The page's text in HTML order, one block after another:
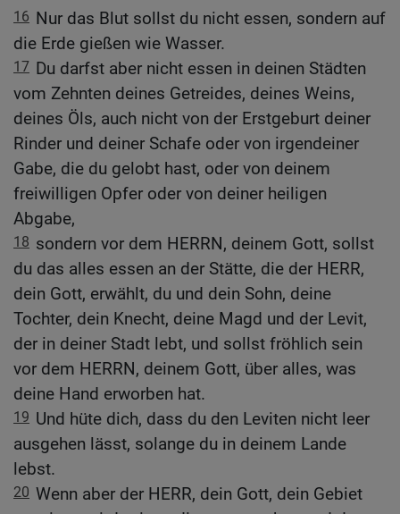
16 Nur das Blut sollst du nicht essen, sondern auf
die Erde gießen wie Wasser.
17 Du darfst aber nicht essen in deinen Städten
vom Zehnten deines Getreides, deines Weins,
deines Öls, auch nicht von der Erstgeburt deiner
Rinder und deiner Schafe oder von irgendeiner
Gabe, die du gelobt hast, oder von deinem
freiwilligen Opfer oder von deiner heiligen
Abgabe,
18 sondern vor dem HERRN, deinem Gott, sollst
du das alles essen an der Stätte, die der HERR,
dein Gott, erwählt, du und dein Sohn, deine
Tochter, dein Knecht, deine Magd und der Levit,
der in deiner Stadt lebt, und sollst fröhlich sein
vor dem HERRN, deinem Gott, über alles, was
deine Hand erworben hat.
19 Und hüte dich, dass du den Leviten nicht leer
ausgehen lässt, solange du in deinem Lande
lebst.
20 Wenn aber der HERR, dein Gott, dein Gebiet